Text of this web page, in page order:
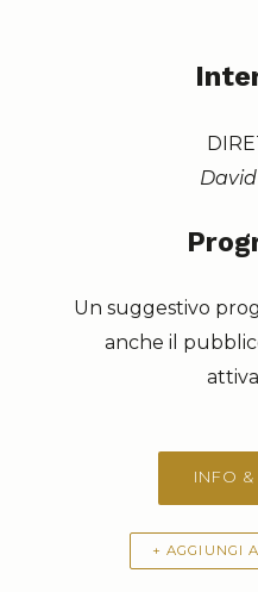
Un suggestivo
anche il
INFO &
+ AGGIUNGI